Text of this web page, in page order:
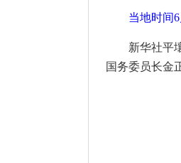
当地时间
新华社平
国务委员长金